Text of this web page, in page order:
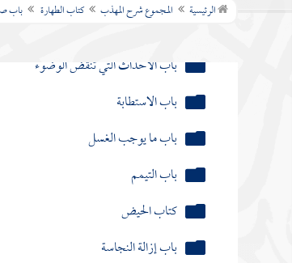
الرئيسية المجموع شرح المهذب كتاب الطهارة باب
باب الأحداث التي تنقض الوضوء
باب الاستطابة
باب ما يوجب الغسل
باب التيمم
كتاب الحيض
باب إزالة النجاسة